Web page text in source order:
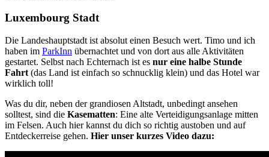
Luxembourg Stadt
Die Landeshauptstadt ist absolut einen Besuch wert. Timo und ich
haben im ParkInn übernachtet und von dort aus alle Aktivitäten
gestartet. Selbst nach Echternach ist es nur eine halbe Stunde
Fahrt (das Land ist einfach so schnucklig klein) und das Hotel war
wirklich toll!
Was du dir, neben der grandiosen Altstadt, unbedingt ansehen
solltest, sind die Kasematten: Eine alte Verteidigungsanlage mitten
im Felsen. Auch hier kannst du dich so richtig austoben und auf
Entdeckerreise gehen. Hier unser kurzes Video dazu: